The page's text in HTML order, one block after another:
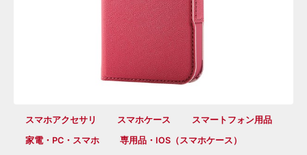
スマホアクセサリ スマホケース
スマートフォン用品
家電・PC・スマホ
専用品・iOS（スマホケース）